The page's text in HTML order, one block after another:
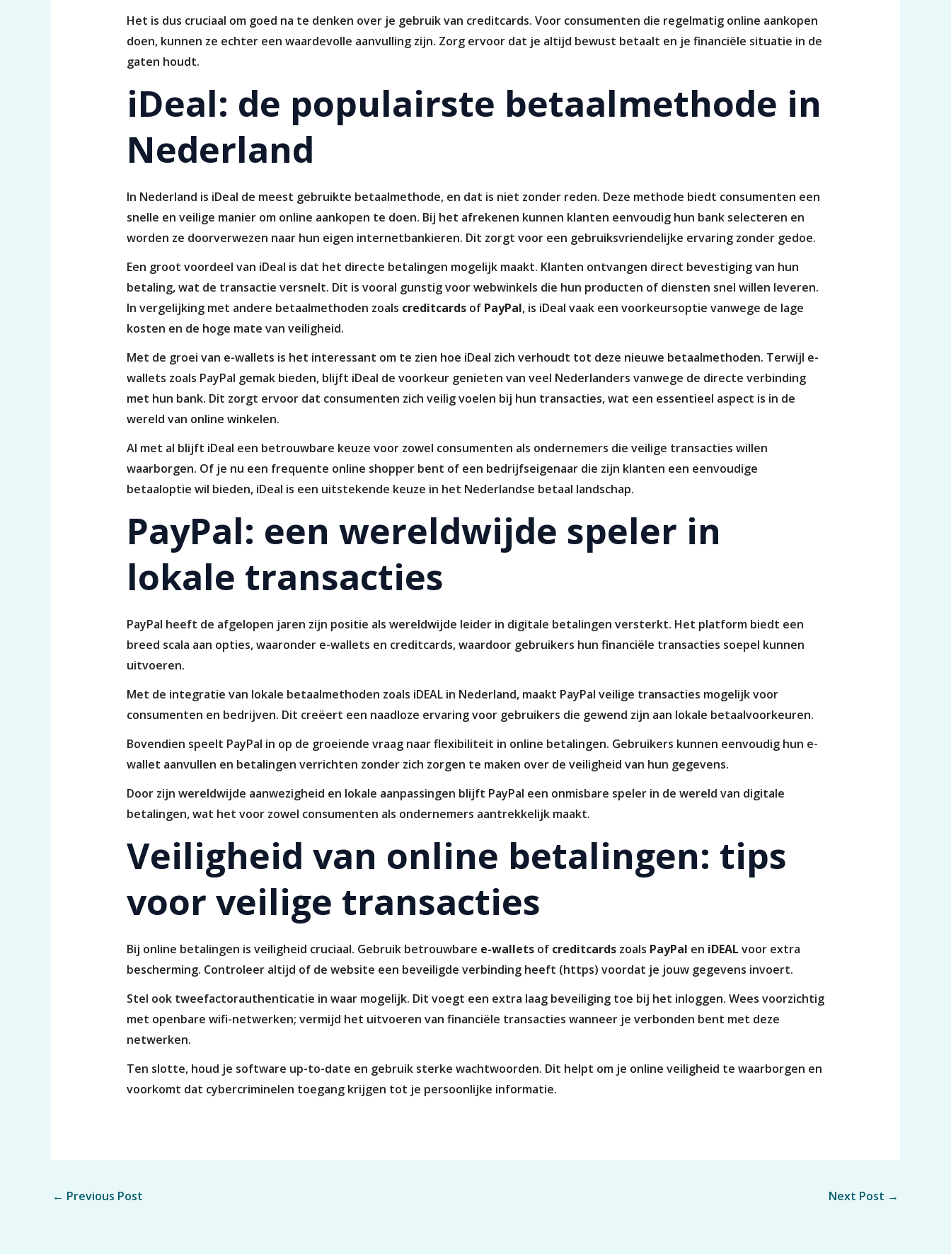
Het is dus cruciaal om goed na te denken over je gebruik van creditcards. Voor consumenten die regelmatig online aankopen
doen, kunnen ze echter een waardevolle aanvulling zijn. Zorg ervoor dat je altijd bewust betaalt en je financiële situatie in de
gaten houdt.
iDeal: de populairste betaalmethode in
Nederland
In Nederland is iDeal de meest gebruikte betaalmethode, en dat is niet zonder reden. Deze methode biedt consumenten een
snelle en veilige manier om online aankopen te doen. Bij het afrekenen kunnen klanten eenvoudig hun bank selecteren en
worden ze doorverwezen naar hun eigen internetbankieren. Dit zorgt voor een gebruiksvriendelijke ervaring zonder gedoe.
Een groot voordeel van iDeal is dat het directe betalingen mogelijk maakt. Klanten ontvangen direct bevestiging van hun
betaling, wat de transactie versnelt. Dit is vooral gunstig voor webwinkels die hun producten of diensten snel willen leveren.
In vergelijking met andere betaalmethoden zoals creditcardsof PayPal, is iDeal vaak een voorkeursoptie vanwege de lage
kosten en de hoge mate van veiligheid.
Met de groei van e-wallets is het interessant om te zien hoe iDeal zich verhoudt tot deze nieuwe betaalmethoden. Terwijl e-
wallets zoals PayPal gemak bieden, blijft iDeal de voorkeur genieten van veel Nederlanders vanwege de directe verbinding
met hun bank. Dit zorgt ervoor dat consumenten zich veilig voelen bij hun transacties, wat een essentieel aspect is in de
wereld van online winkelen.
Al met al blijft iDeal een betrouwbare keuze voor zowel consumenten als ondernemers die veilige transacties willen
waarborgen. Of je nu een frequente online shopper bent of een bedrijfseigenaar die zijn klanten een eenvoudige
betaaloptie wil bieden, iDeal is een uitstekende keuze in het Nederlandse betaal landschap.
PayPal: een wereldwijde speler in
lokale transacties
PayPal heeft de afgelopen jaren zijn positie als wereldwijde leider in digitale betalingen versterkt. Het platform biedt een
breed scala aan opties, waaronder e-wallets en creditcards, waardoor gebruikers hun financiële transacties soepel kunnen
uitvoeren.
Met de integratie van lokale betaalmethoden zoals iDEAL in Nederland, maakt PayPal veilige transacties mogelijk voor
consumenten en bedrijven. Dit creëert een naadloze ervaring voor gebruikers die gewend zijn aan lokale betaalvoorkeuren.
Bovendien speelt PayPal in op de groeiende vraag naar flexibiliteit in online betalingen. Gebruikers kunnen eenvoudig hun e-
wallet aanvullen en betalingen verrichten zonder zich zorgen te maken over de veiligheid van hun gegevens.
Door zijn wereldwijde aanwezigheid en lokale aanpassingen blijft PayPal een onmisbare speler in de wereld van digitale
betalingen, wat het voor zowel consumenten als ondernemers aantrekkelijk maakt.
Veiligheid van online betalingen: tips
voor veilige transacties
Bij online betalingen is veiligheid cruciaal. Gebruik betrouwbare e-walletsof creditcardszoals PayPal en iDEAL voor extra
bescherming. Controleer altijd of de website een beveiligde verbinding heeft (https) voordat je jouw gegevens invoert.
Stel ook tweefactorauthenticatie in waar mogelijk. Dit voegt een extra laag beveiliging toe bij het inloggen. Wees voorzichtig
met openbare wifi-netwerken; vermijd het uitvoeren van financiële transacties wanneer je verbonden bent met deze
netwerken.
Ten slotte, houd je software up-to-date en gebruik sterke wachtwoorden. Dit helpt om je online veiligheid te waarborgen en
voorkomt dat cybercriminelen toegang krijgen tot je persoonlijke informatie.
← Previous Post Next Post →